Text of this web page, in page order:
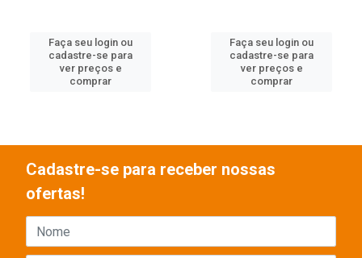
Faça seu login ou
cadastre-se para
ver preços e
comprar
Faça seu login ou
cadastre-se para
ver preços e
comprar
Cadastre-se para receber nossas
ofertas!